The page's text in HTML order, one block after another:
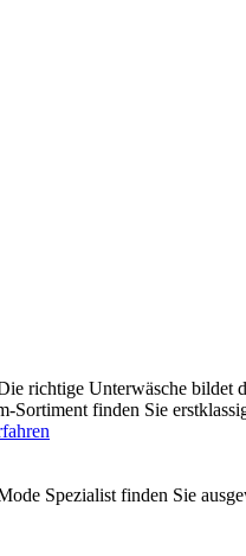
richtige Unterwäsche bildet
Sortiment finden Sie
Spezialist finden Sie